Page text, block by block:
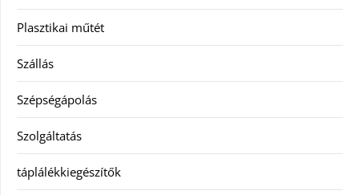
Plasztikai műtét
Szállás
Szépségápolás
Szolgáltatás
táplálékkiegészítők